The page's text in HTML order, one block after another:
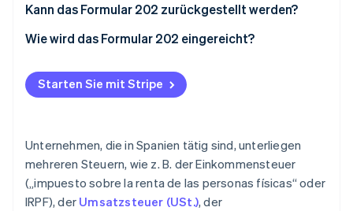
Erfahren Sie, wie Stripe Lösungen für die
Jetzt ansehen
Kann das Formular 202 zurückgestellt werden?
Wie wird das Formular 202 eingereicht?
Starten Sie mit Stripe
Unternehmen, die in Spanien tätig sind, unterliegen
mehreren Steuern, wie z. B. der Einkommensteuer
(„impuesto sobre la renta de las personas físicas“ oder
IRPF), der Umsatzsteuer (USt.), der